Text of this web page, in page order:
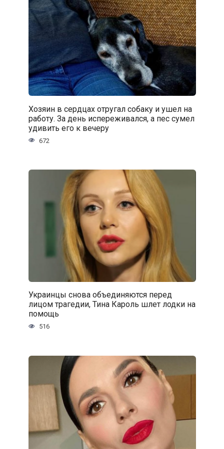
Хозяин в сердцах отругал собаку и ушел на
работу. За день испереживался, а пес сумел
удивить его к вечеру
672
Украинцы снова объединяются перед
лицом трагедии, Тина Кароль шлет лодки на
помощь
516